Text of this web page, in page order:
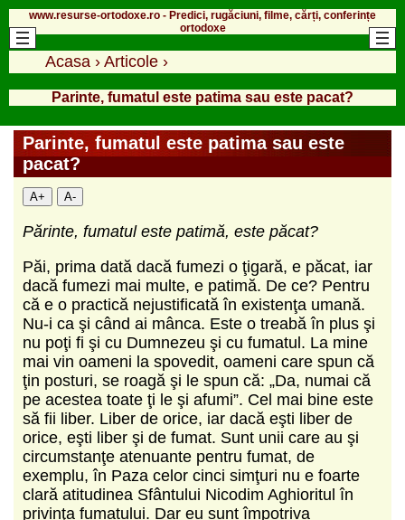
www.resurse-ortodoxe.ro - Predici, rugăciuni, filme, cărți, conferințe
ortodoxe
Acasa › Articole ›
Parinte, fumatul este patima sau este pacat?
Parinte, fumatul este patima sau este
pacat?
A+ A-
Părinte, fumatul este patimă, este păcat?
Păi, prima dată dacă fumezi o ţigară, e păcat, iar
dacă fumezi mai multe, e patimă. De ce? Pentru
că e o practică nejustificată în existenţa umană.
Nu-i ca şi când ai mânca. Este o treabă în plus şi
nu poţi fi şi cu Dumnezeu şi cu fumatul. La mine
mai vin oameni la spovedit, oameni care spun că
ţin posturi, se roagă şi le spun că: „Da, numai că
pe acestea toate ţi le şi afumi”. Cel mai bine este
să fii liber. Liber de orice, iar dacă eşti liber de
orice, eşti liber şi de fumat. Sunt unii care au şi
circumstanţe atenuante pentru fumat, de
exemplu, în Paza celor cinci simţuri nu e foarte
clară atitudinea Sfântului Nicodim Aghioritul în
privinţa fumatului. Dar eu sunt împotriva